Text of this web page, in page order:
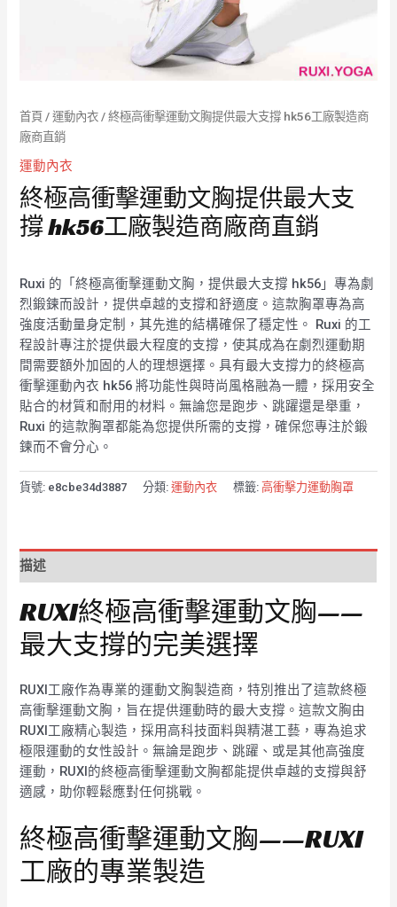
首頁 /運動內衣 / 終極高衝擊運動文胸提供最大支撐 hk56工廠製造商
廠商直銷
運動內衣
終極高衝擊運動文胸提供最大支
撐 hk56工廠製造商廠商直銷
Ruxi 的「終極高衝擊運動文胸，提供最大支撐 hk56」專為劇
烈鍛鍊而設計，提供卓越的支撐和舒適度。這款胸罩專為高
強度活動量身定制，其先進的結構確保了穩定性。 Ruxi 的工
程設計專注於提供最大程度的支撐，使其成為在劇烈運動期
間需要額外加固的人的理想選擇。具有最大支撐力的終極高
衝擊運動內衣 hk56 將功能性與時尚風格融為一體，採用安全
貼合的材質和耐用的材料。無論您是跑步、跳躍還是舉重，
Ruxi 的這款胸罩都能為您提供所需的支撐，確保您專注於鍛
鍊而不會分心。
貨號: e8cbe34d3887 分類:運動內衣 標籤: 高衝擊力運動胸罩
描述
RUXI終極高衝擊運動文胸——
最大支撐的完美選擇
RUXI工廠作為專業的運動文胸製造商，特別推出了這款終極
高衝擊運動文胸，旨在提供運動時的最大支撐。這款文胸由
RUXI工廠精心製造，採用高科技面料與精湛工藝，專為追求
極限運動的女性設計。無論是跑步、跳躍、或是其他高強度
運動，RUXI的終極高衝擊運動文胸都能提供卓越的支撐與舒
適感，助你輕鬆應對任何挑戰。
終極高衝擊運動文胸——RUXI
工廠的專業製造